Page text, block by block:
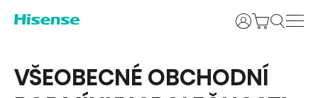
Uživatelské
VŠEOBECNÉ OBCHODNÍ